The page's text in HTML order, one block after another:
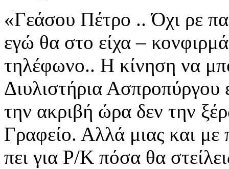
«Γεάσου Πέτρο .. Όχι ρε
εγώ θα στο είχα –
τηλέφωνο.. Η κίνηση να
Διυλιστήρια Ασπροπύργου
την ακριβή ώρα δεν την
Γραφείο. Αλλά μιας και
πει για Ρ/Κ πόσα θα